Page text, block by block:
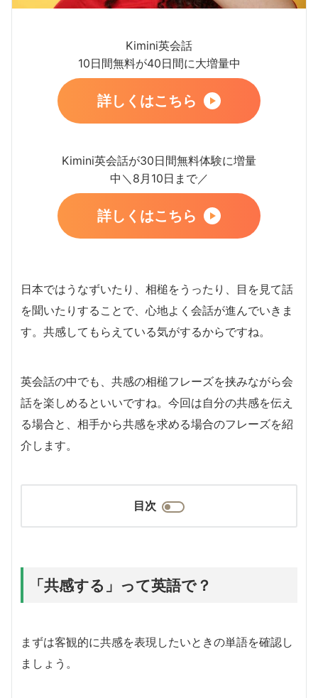
Kimini英会話
10日間無料が40日間に大増量中
詳しくはこちら
Kimini英会話が30日間無料体験に増量
中＼8月10日まで／
詳しくはこちら
日本ではうなずいたり、相槌をうったり、目を見て話
を聞いたりすることで、心地よく会話が進んでいきま
す。共感してもらえている気がするからですね。
英会話の中でも、共感の相槌フレーズを挟みながら会
話を楽しめるといいですね。今回は自分の共感を伝え
る場合と、相手から共感を求める場合のフレーズを紹
介します。
目次
「共感する」って英語で？
まずは客観的に共感を表現したいときの単語を確認し
ましょう。